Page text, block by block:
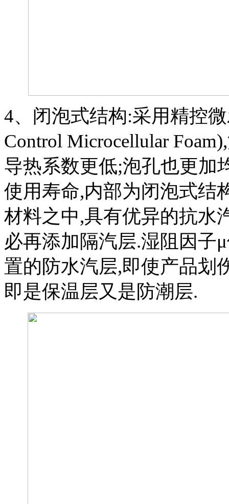
4、闭泡式结构:采用精控
Control Microcellular Foam
导热系数更低;泡孔也更加
使用寿命,内部为闭泡式结
材料之中,具有优异的抗水
必再添加隔汽层.湿阻因子
置的防水汽层,即使产品划
即是保温层又是防潮层.